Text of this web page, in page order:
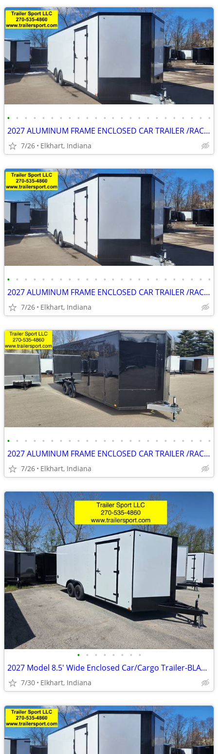
• • • • • • • • • • • • • • • • • • • • • • • •
2027 ALUMINUM FRAME ENCLOSED CAR TRAILER /RACE TRAILER CARGO TRAILER
7/26 Elkhart, Indiana
• • • • • • • • • • • • • • • • • • • • • • • •
2027 ALUMINUM FRAME ENCLOSED CAR TRAILER /RACE TRAILER CARGO TRAILER
7/26 Elkhart, Indiana
• • • • • • • • • • • • • • • • • • • • • • • •
2027 ALUMINUM FRAME ENCLOSED CAR TRAILER /RACE TRAILER CARGO TRAILER
7/26 Elkhart, Indiana
• • • • • • • •
2027 Model 8.5' Wide Enclosed Car/Cargo Trailer-BLACKOUT PACKAGE
7/30 Elkhart, Indiana